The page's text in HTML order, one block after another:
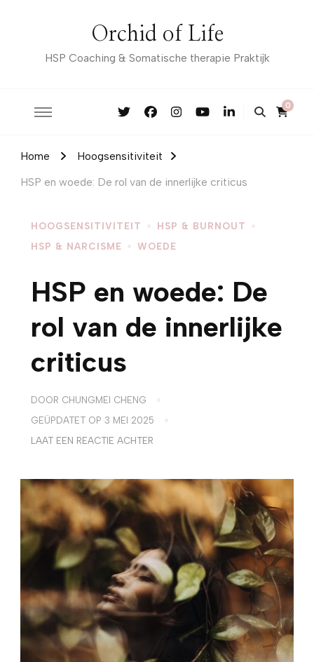
Orchid of Life
HSP Coaching & Somatische therapie Praktijk
0
Home
Hoogsensitiviteit
HSP en woede: De rol van de innerlijke criticus
HOOGSENSITIVITEIT
HSP & BURNOUT
HSP & NARCISME
WOEDE
HSP en woede: De
rol van de innerlijke
criticus
DOOR CHUNGMEI CHENG
GEÜPDATET OP 3 MEI 2025
LAAT EEN REACTIE ACHTER
WOEDE:
ROL
VAN
DE
INNERLIJKE
CRITICUS